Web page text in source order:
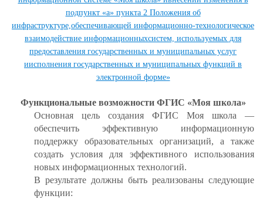
подпункт «а» пункта 2 Положения об
инфраструктуре,обеспечивающей информационно-технологическое
взаимодействие информационныхсистем, используемых для
предоставления государственных и муниципальных услуг
иисполнения государственных и муниципальных функций в
электронной форме»
Функциональные возможности ФГИС «Моя школа»
Основная цель создания ФГИС Моя школа —
обеспечить эффективную информационную
поддержку образовательных организаций, а также
создать условия для эффективного использования
новых информационных технологий.
В результате должны быть реализованы следующие
функции: